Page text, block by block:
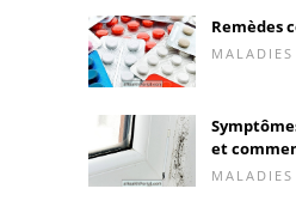
Remèdes
et